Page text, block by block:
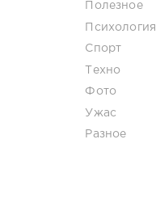
Полезное
Психология
Спорт
Техно
Фото
Ужас
Разное